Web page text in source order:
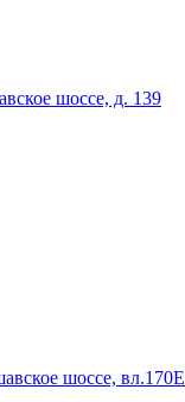
шоссе, д. 139
шоссе, вл.170Е